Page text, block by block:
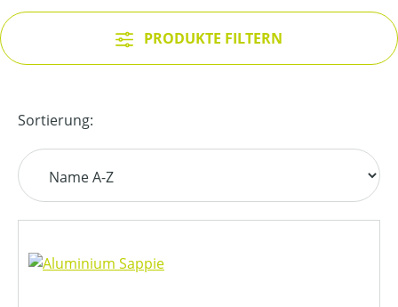
PRODUKTE FILTERN
Sortierung: